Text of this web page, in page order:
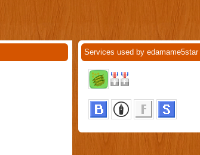
Services used by edamame5star